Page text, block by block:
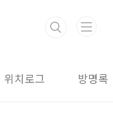
위치로그 방명록